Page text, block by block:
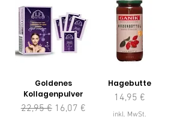
Goldenes
Kollagenpulver
Standardpreis
22,95 € Sale-Preis
16,07 €
Hagebutte
Preis
14,95 €
inkl. MwSt.